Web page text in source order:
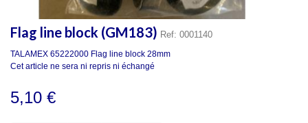
Flag line block (GM183) Ref: 0001140
TALAMEX 65222000 Flag line block 28mm
Cet article ne sera ni repris ni échangé
5,10 €